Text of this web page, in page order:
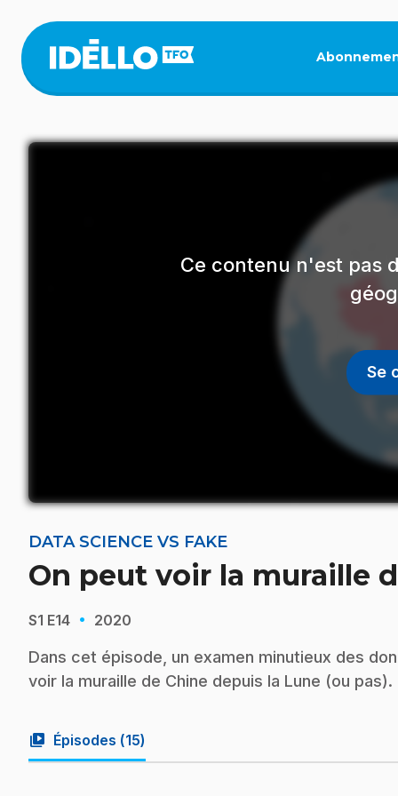
contenu
principal
Ce contenu n'est pas
Se
DATA SCIENCE VS FAKE
On peut voir la muraille
S1 E14 · 2020
Dans cet épisode, un examen minutieux des
voir la muraille de Chine depuis la Lune (ou pas).
video_library Épisodes (15)